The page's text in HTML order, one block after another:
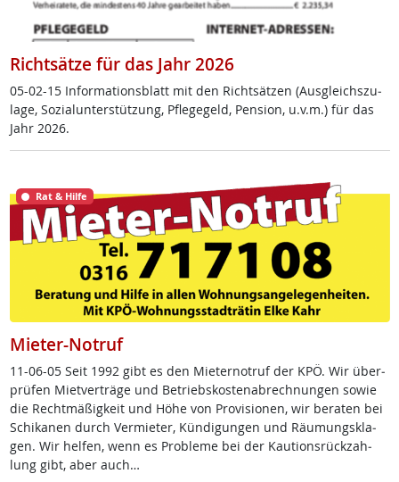
Richtsätze für das Jahr 2026
05-02-15 In­for­ma­ti­ons­blatt mit den Richt­sät­zen (Aus­g­leichs­zu­
la­ge, So­zial­un­ter­stüt­zung, Pf­le­ge­geld, Pen­si­on, u.v.m.) für das
Jahr 2026.
Rat & Hilfe
Mieter-Notruf
11-06-05 Seit 1992 gibt es den Mie­ter­no­t­ruf der KPÖ. Wir über­
prü­fen Miet­ver­trä­ge und Be­triebs­kos­ten­ab­rech­nun­gen so­wie
die Recht­mä­ß­ig­keit und Höhe von Pro­vi­sio­nen, wir be­ra­ten bei
Schi­ka­nen durch Ver­mie­ter, Kün­di­gun­gen und Räu­mungs­kla­
gen. Wir hel­fen, wenn es Pro­b­le­me bei der Kau­ti­ons­rück­zah­
lung gibt, aber auch…